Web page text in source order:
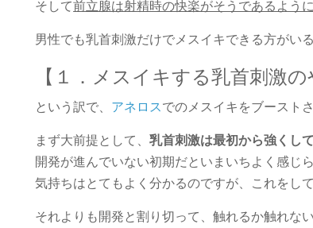
そして前立腺は射精時の快楽がそうであるよう
男性でも乳首刺激だけでメスイキできる方がい
【１．メスイキする乳首刺激の
という訳で、 アネロスでのメスイキをブースト
まず大前提として、乳首刺激は最初から強くし
開発が進んでいない初期だといまいちよく感じ
気持ちはとてもよく分かるのですが、これをし
それよりも開発と割り切って、触れるか触れな